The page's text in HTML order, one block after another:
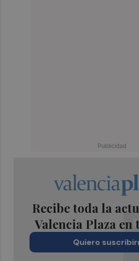
Recibe toda la
Valencia Plaza
Quiero